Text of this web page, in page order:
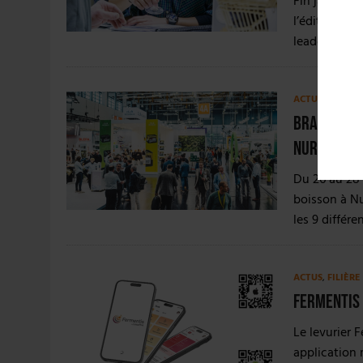
l’édition
leader pour
ACTUS
Du 26 au
boisson à
les 9
ACTUS,
Le levurier
application